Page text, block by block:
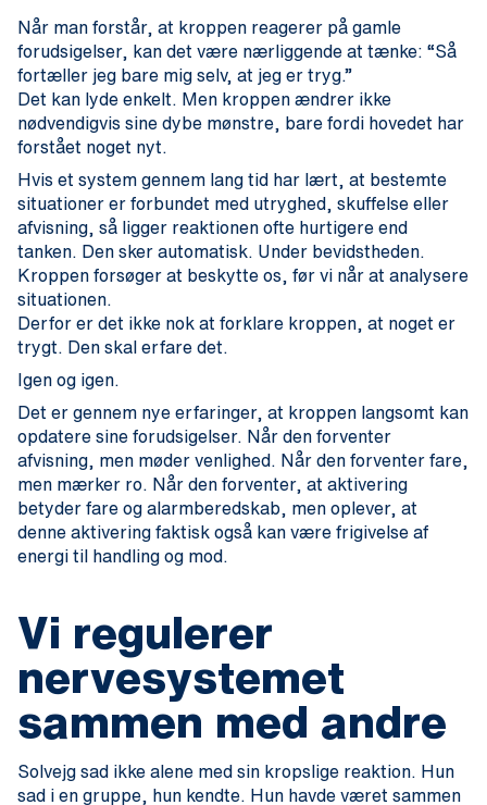
Når man forstår, at kroppen reagerer på gamle
forudsigelser, kan det være nærliggende at tænke: “Så
fortæller jeg bare mig selv, at jeg er tryg.”
Det kan lyde enkelt. Men kroppen ændrer ikke
nødvendigvis sine dybe mønstre, bare fordi hovedet har
forstået noget nyt.
Hvis et system gennem lang tid har lært, at bestemte
situationer er forbundet med utryghed, skuffelse eller
afvisning, så ligger reaktionen ofte hurtigere end
tanken. Den sker automatisk. Under bevidstheden.
Kroppen forsøger at beskytte os, før vi når at analysere
situationen.
Derfor er det ikke nok at forklare kroppen, at noget er
trygt. Den skal erfare det.
Igen og igen.
Det er gennem nye erfaringer, at kroppen langsomt kan
opdatere sine forudsigelser. Når den forventer
afvisning, men møder venlighed. Når den forventer fare,
men mærker ro. Når den forventer, at aktivering
betyder fare og alarmberedskab, men oplever, at
denne aktivering faktisk også kan være frigivelse af
energi til handling og mod.
Vi regulerer
nervesystemet
sammen med andre
Solvejg sad ikke alene med sin kropslige reaktion. Hun
sad i en gruppe, hun kendte. Hun havde været sammen